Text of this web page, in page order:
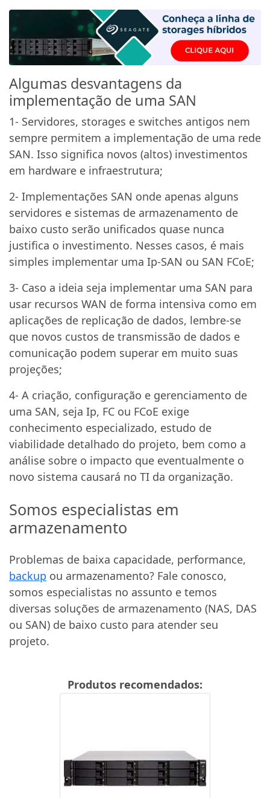
Algumas desvantagens da
implementação de uma SAN
1- Servidores, storages e switches antigos nem
sempre permitem a implementação de uma rede
SAN. Isso significa novos (altos) investimentos
em hardware e infraestrutura;
2- Implementações SAN onde apenas alguns
servidores e sistemas de armazenamento de
baixo custo serão unificados quase nunca
justifica o investimento. Nesses casos, é mais
simples implementar uma Ip-SAN ou SAN FCoE;
3- Caso a ideia seja implementar uma SAN para
usar recursos WAN de forma intensiva como em
aplicações de replicação de dados, lembre-se
que novos custos de transmissão de dados e
comunicação podem superar em muito suas
projeções;
4- A criação, configuração e gerenciamento de
uma SAN, seja Ip, FC ou FCoE exige
conhecimento especializado, estudo de
viabilidade detalhado do projeto, bem como a
análise sobre o impacto que eventualmente o
novo sistema causará no TI da organização.
Somos especialistas em
armazenamento
Problemas de baixa capacidade, performance,
backup ou armazenamento? Fale conosco,
somos especialistas no assunto e temos
diversas soluções de armazenamento (NAS, DAS
ou SAN) de baixo custo para atender seu
projeto.
Produtos recomendados: